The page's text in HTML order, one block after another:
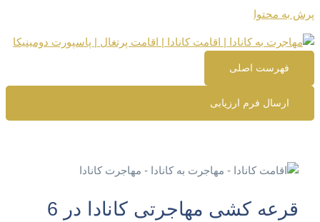
پرش به محتوا
فهرست اصلی
ارسال فرم ارزیابی
قرعه کشی مهاجرتی کانادا در 6